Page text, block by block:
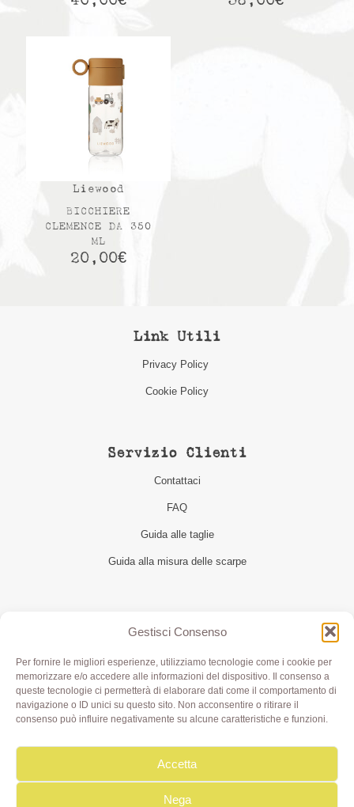
Gestisci Consenso
Per fornire le migliori esperienze, utilizziamo tecnologie come i cookie per
memorizzare e/o accedere alle informazioni del dispositivo. Il consenso a
queste tecnologie ci permetterà di elaborare dati come il comportamento di
navigazione o ID unici su questo sito. Non acconsentire o ritirare il
consenso può influire negativamente su alcune caratteristiche e funzioni.
Accetta
Nega
Liewood
BICCHIERE
CLEMENCE DA 350
ML
20,00€
Link Utili
Privacy Policy
Cookie Policy
Servizio Clienti
Contattaci
FAQ
Guida alle taglie
Guida alla misura delle scarpe
Seguici
Olivia di Aimi Roberta | Borgo XX Marzo 6/c Parma | P.IVA
IT02499000343 - REA PR 245283 | © 2020 Olivialab. All
Rights Reserved.